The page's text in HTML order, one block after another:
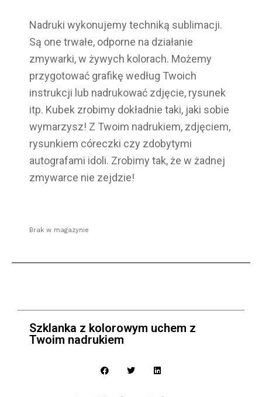
Nadruki wykonujemy techniką sublimacji.
Są one trwałe, odporne na działanie
zmywarki, w żywych kolorach. Możemy
przygotować grafikę według Twoich
instrukcji lub nadrukować zdjęcie, rysunek
itp. Kubek zrobimy dokładnie taki, jaki sobie
wymarzysz! Z Twoim nadrukiem, zdjęciem,
rysunkiem córeczki czy zdobytymi
autografami idoli. Zrobimy tak, że w żadnej
zmywarce nie zejdzie!
Brak w magazynie
Szklanka z kolorowym uchem z
Twoim nadrukiem